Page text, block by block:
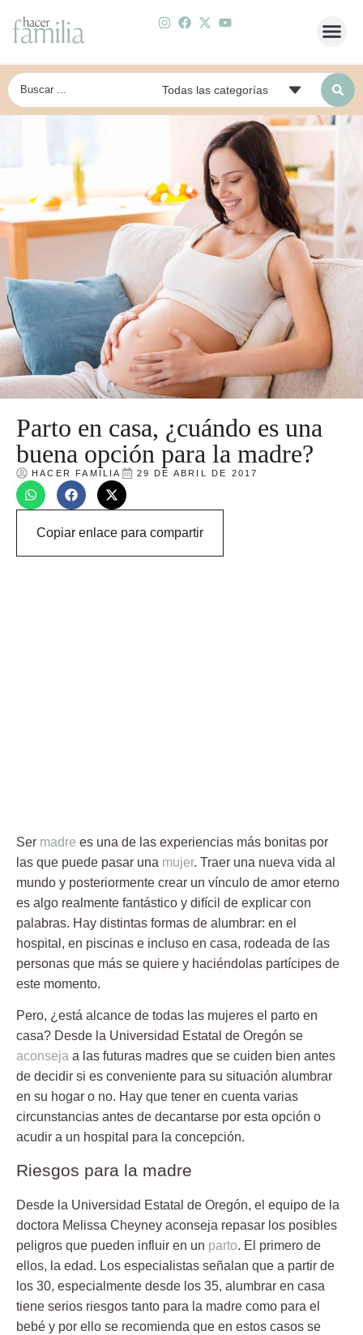
Parto en casa, ¿cuándo es una
buena opción para la madre?
HACER FAMILIA 29 DE ABRIL DE 2017
Copiar enlace para compartir
Ser madre es una de las experiencias más bonitas por
las que puede pasar una mujer. Traer una nueva vida al
mundo y posteriormente crear un vínculo de amor eterno
es algo realmente fantástico y difícil de explicar con
palabras. Hay distintas formas de alumbrar: en el
hospital, en piscinas e incluso en casa, rodeada de las
personas que más se quiere y haciéndolas partícipes de
este momento.
Pero, ¿está alcance de todas las mujeres el parto en
casa? Desde la Universidad Estatal de Oregón se
aconseja a las futuras madres que se cuiden bien antes
de decidir si es conveniente para su situación alumbrar
en su hogar o no. Hay que tener en cuenta varias
circunstancias antes de decantarse por esta opción o
acudir a un hospital para la concepción.
Riesgos para la madre
Desde la Universidad Estatal de Oregón, el equipo de la
doctora Melissa Cheyney aconseja repasar los posibles
peligros que pueden influir en un parto. El primero de
ellos, la edad. Los especialistas señalan que a partir de
los 30, especialmente desde los 35, alumbrar en casa
tiene serios riesgos tanto para la madre como para el
bebé y por ello se recomienda que en estos casos se